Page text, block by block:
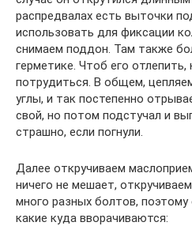
распредвалах есть выточки
использовать для фиксации
снимаем поддон. Там также
герметике. Чтоб его
потрудиться. В общем,
углы, и так постепенно
свой, но потом подстучал и
страшно, если погнули.
Далее откручиваем
ничего не мешает,
много разных болтов,
какие куда вворачиваются: